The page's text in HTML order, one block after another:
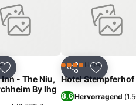
helfen wir auch bei
Nürnberg und bei
es Fahrradwege, Kajak- und
Freizeitangebot lockt von nah
Zu Favoriten hinzufügen
- The Niu,
By Ihg
Teilen Zu
4 SterneHotel
Hotel Stempferhof
8,6Hervorragend (